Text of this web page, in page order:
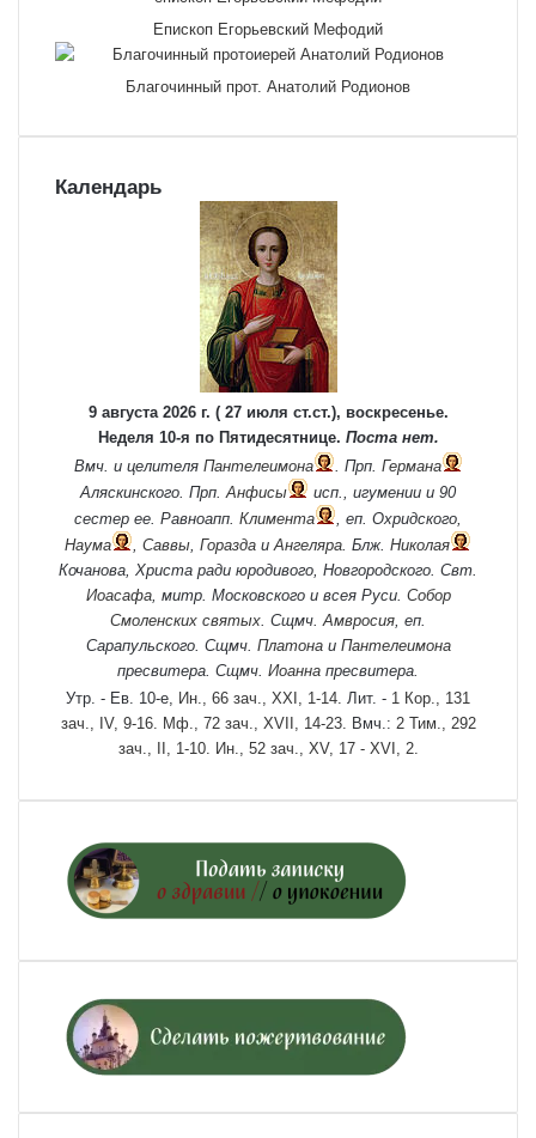
Епископ Егорьевский Мефодий
Благочинный прот. Анатолий Родионов
Календарь
9 августа 2026 г. ( 27 июля ст.ст.), воскресенье.
Неделя 10-я по Пятидесятнице. Поста нет.
Вмч. и целителя Пантелеимона . Прп. Германа
Аляскинского. Прп.Анфисы
исп., игумении и 90
сестер ее. Равноапп. Климента
, еп. Охридского,
Наума
, Саввы, Горазда иАнгеляра. Блж. Николая
Кочанова, Христа ради юродивого, Новгородского. Свт.
Иоасафа, митр. Московского и всея Руси. Собор
Смоленских святых. Сщмч.Амвросия, еп.
Сарапульского. Сщмч. Платонаи Пантелеимона
пресвитера. Сщмч. Иоанна пресвитера.
Утр. - Ев. 10-е, Ин., 66 зач., XXI, 1-14. Лит. - 1 Кор., 131
зач., IV, 9-16. Мф., 72 зач., XVII, 14-23. Вмч.: 2 Тим., 292
зач., II, 1-10. Ин., 52 зач., XV, 17 - XVI, 2.